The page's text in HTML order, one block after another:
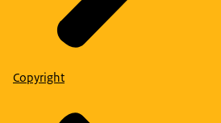
Copyright